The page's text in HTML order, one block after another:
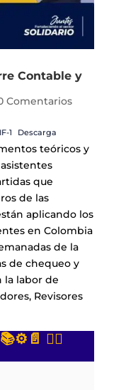
Contable y
Comentarios
1 Descarga
teóricos y
que
de las
aplicando los
en Colombia
de la
de chequeo y
la labor de
Revisores
👇🏻